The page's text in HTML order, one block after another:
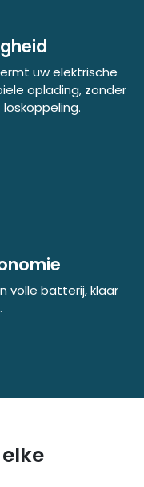
uw elektrische
oplading, zonder
volle batterij, klaar